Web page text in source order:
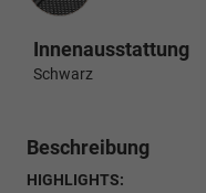
Innenausstattung
Schwarz
Beschreibung
HIGHLIGHTS: